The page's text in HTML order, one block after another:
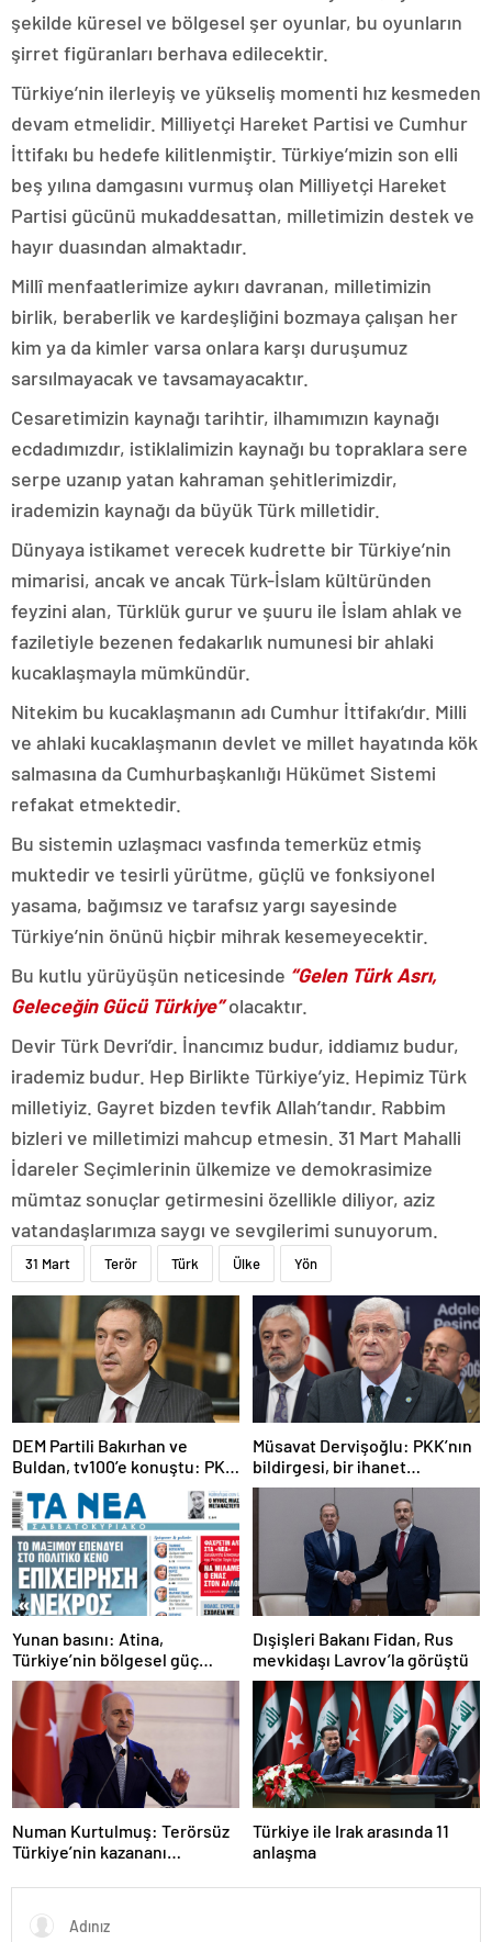
şekilde küresel ve bölgesel şer oyunlar, bu oyunların
şirret figüranları berhava edilecektir.
Türkiye’nin ilerleyiş ve yükseliş momenti hız kesmeden
devam etmelidir. Milliyetçi Hareket Partisi ve Cumhur
İttifakı bu hedefe kilitlenmiştir. Türkiye’mizin son elli
beş yılına damgasını vurmuş olan Milliyetçi Hareket
Partisi gücünü mukaddesattan, milletimizin destek ve
hayır duasından almaktadır.
Millî menfaatlerimize aykırı davranan, milletimizin
birlik, beraberlik ve kardeşliğini bozmaya çalışan her
kim ya da kimler varsa onlara karşı duruşumuz
sarsılmayacak ve tavsamayacaktır.
Cesaretimizin kaynağı tarihtir, ilhamımızın kaynağı
ecdadımızdır, istiklalimizin kaynağı bu topraklara sere
serpe uzanıp yatan kahraman şehitlerimizdir,
irademizin kaynağı da büyük Türk milletidir.
Dünyaya istikamet verecek kudrette bir Türkiye’nin
mimarisi, ancak ve ancak Türk-İslam kültüründen
feyzini alan, Türklük gurur ve şuuru ile İslam ahlak ve
faziletiyle bezenen fedakarlık numunesi bir ahlaki
kucaklaşmayla mümkündür.
Nitekim bu kucaklaşmanın adı Cumhur İttifakı’dır. Milli
ve ahlaki kucaklaşmanın devlet ve millet hayatında kök
salmasına da Cumhurbaşkanlığı Hükümet Sistemi
refakat etmektedir.
Bu sistemin uzlaşmacı vasfında temerküz etmiş
muktedir ve tesirli yürütme, güçlü ve fonksiyonel
yasama, bağımsız ve tarafsız yargı sayesinde
Türkiye’nin önünü hiçbir mihrak kesemeyecektir.
Bu kutlu yürüyüşün neticesinde “Gelen Türk Asrı,
Geleceğin Gücü Türkiye”olacaktır.
Devir Türk Devri’dir. İnancımız budur, iddiamız budur,
irademiz budur. Hep Birlikte Türkiye’yiz. Hepimiz Türk
milletiyiz. Gayret bizden tevfik Allah’tandır. Rabbim
bizleri ve milletimizi mahcup etmesin. 31 Mart Mahalli
İdareler Seçimlerinin ülkemize ve demokrasimize
mümtaz sonuçlar getirmesini özellikle diliyor, aziz
vatandaşlarımıza saygı ve sevgilerimi sunuyorum.
31 Mart Terör Türk Ülke Yön
DEM Partili Bakırhan ve
Buldan, tv100’e konuştu: PKK
ne zaman kendini feshedecek
Müsavat Dervişoğlu: PKK’nın
bildirgesi, bir ihanet
açıklamasıdır
Yunan basını: Atina,
Türkiye’nin bölgesel güç
olmasını durduramadı
Dışişleri Bakanı Fidan, Rus
mevkidaşı Lavrov’la görüştü
Numan Kurtulmuş: Terörsüz
Türkiye’nin kazananı
Türkiye ile Irak arasında 11
anlaşma